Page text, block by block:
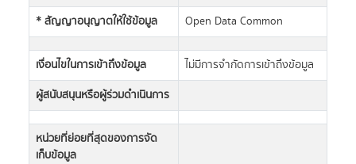
* สัญญาอนุญาตให้ใช้ข้อมูล
Open Data Common
เงื่อนไขในการเข้าถึงข้อมูล
ไม่มีการจำกัดการเข้าถึงข้อมูล
ผู้สนับสนุนหรือผู้ร่วมดำเนินการ
หน่วยที่ย่อยที่สุดของการจัด
เก็บข้อมูล